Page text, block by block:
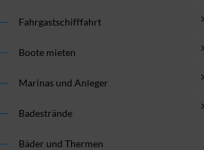
Fahrgastschifffahrt
Boote mieten
Marinas und Anleger
Badestrände
Bäder und Thermen